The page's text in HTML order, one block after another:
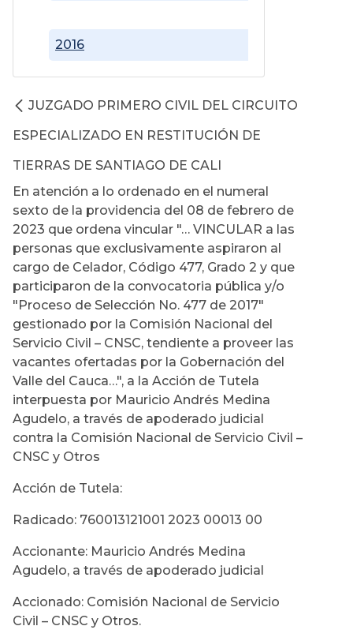
2016
JUZGADO PRIMERO CIVIL DEL CIRCUITO
ESPECIALIZADO EN RESTITUCIÓN DE
TIERRAS DE SANTIAGO DE CALI
En atención a lo ordenado en el numeral
sexto de la providencia del 08 de febrero de
2023 que ordena vincular "… VINCULAR a las
personas que exclusivamente aspiraron al
cargo de Celador, Código 477, Grado 2 y que
participaron de la convocatoria pública y/o
"Proceso de Selección No. 477 de 2017"
gestionado por la Comisión Nacional del
Servicio Civil – CNSC, tendiente a proveer las
vacantes ofertadas por la Gobernación del
Valle del Cauca…", a la Acción de Tutela
interpuesta por Mauricio Andrés Medina
Agudelo, a través de apoderado judicial
contra la Comisión Nacional de Servicio Civil –
CNSC y Otros
Acción de Tutela:
Radicado: 760013121001 2023 00013 00
Accionante: Mauricio Andrés Medina
Agudelo, a través de apoderado judicial
Accionado: Comisión Nacional de Servicio
Civil – CNSC y Otros.